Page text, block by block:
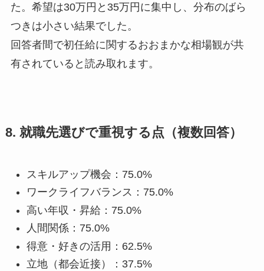
た。希望は30万円と35万円に集中し、分布のばら
つきは小さい結果でした。
回答者間で初任給に関するおおまかな相場観が共
有されていると読み取れます。
8. 就職先選びで重視する点（複数回答）
スキルアップ機会：75.0%
ワークライフバランス：75.0%
高い年収・昇給：75.0%
人間関係：75.0%
得意・好きの活用：62.5%
立地（都会近接）：37.5%